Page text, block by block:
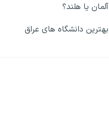
آلمان یا هلند؟
بهترین دانشگاه های عراق